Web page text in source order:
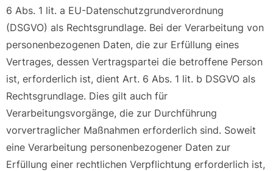
6 Abs. 1 lit. a EU-Datenschutzgrundverordnung
(DSGVO) als Rechtsgrundlage. Bei der Verarbeitung von
personenbezogenen Daten, die zur Erfüllung eines
Vertrages, dessen Vertragspartei die betroffene Person
ist, erforderlich ist, dient Art. 6 Abs. 1 lit. b DSGVO als
Rechtsgrundlage. Dies gilt auch für
Verarbeitungsvorgänge, die zur Durchführung
vorvertraglicher Maßnahmen erforderlich sind. Soweit
eine Verarbeitung personenbezogener Daten zur
Erfüllung einer rechtlichen Verpflichtung erforderlich ist,